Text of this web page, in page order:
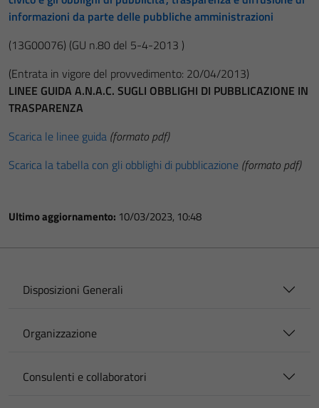
informazioni da parte delle pubbliche amministrazioni
(13G00076) (GU n.80 del 5-4-2013 )
(Entrata in vigore del provvedimento: 20/04/2013)
LINEE GUIDA A.N.A.C. SUGLI OBBLIGHI DI PUBBLICAZIONE IN
TRASPARENZA
Scarica le linee guida (formato pdf)
Scarica la tabella con gli obblighi di pubblicazione (formato pdf)
Ultimo aggiornamento: 10/03/2023, 10:48
Disposizioni Generali
Organizzazione
Consulenti e collaboratori